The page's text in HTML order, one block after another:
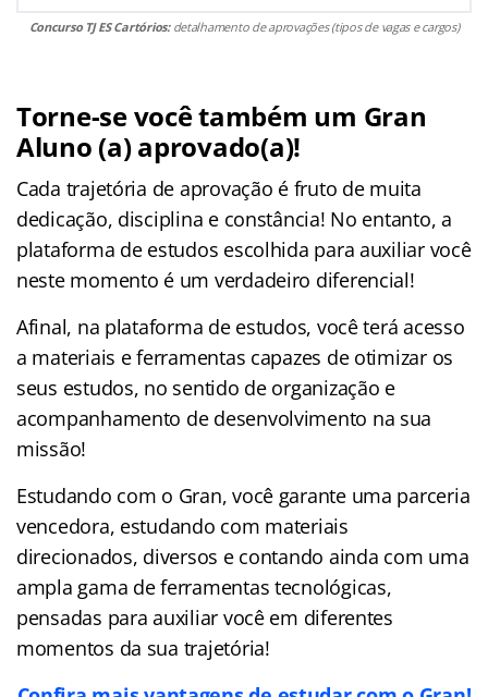
Concurso TJ ES Cartórios: detalhamento de aprovações (tipos de vagas e cargos)
Torne-se você também um Gran
Aluno (a) aprovado(a)!
Cada trajetória de aprovação é fruto de muita
dedicação, disciplina e constância! No entanto, a
plataforma de estudos escolhida para auxiliar você
neste momento é um verdadeiro diferencial!
Afinal, na plataforma de estudos, você terá acesso
a materiais e ferramentas capazes de otimizar os
seus estudos, no sentido de organização e
acompanhamento de desenvolvimento na sua
missão!
Estudando com o Gran, você garante uma parceria
vencedora, estudando com materiais
direcionados, diversos e contando ainda com uma
ampla gama de ferramentas tecnológicas,
pensadas para auxiliar você em diferentes
momentos da sua trajetória!